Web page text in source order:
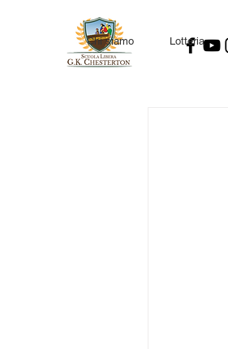
Chi siamo Lotteria